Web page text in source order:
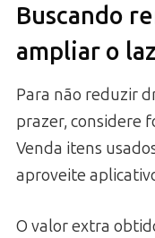
Buscando
ampliar o
Para não reduzir
prazer, considere
Venda itens
aproveite
O valor extra